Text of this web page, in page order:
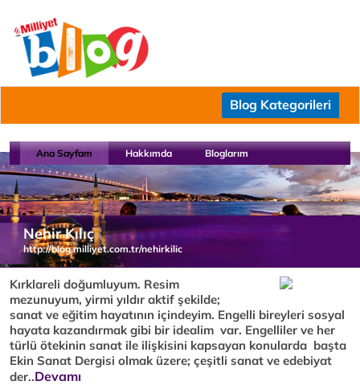
Blog Kategorileri
Ana Sayfam Hakkımda Bloglarım
Nehir Kılıç
http://blog.milliyet.com.tr/nehirkilic
Kırklareli doğumluyum. Resim
mezunuyum, yirmi yıldır aktif şekilde;
sanat ve eğitim hayatının içindeyim. Engelli bireyleri sosyal
hayata kazandırmak gibi bir idealim var. Engelliler ve her
türlü ötekinin sanat ile ilişkisini kapsayan konularda başta
Ekin Sanat Dergisi olmak üzere; çeşitli sanat ve edebiyat
der..Devamı